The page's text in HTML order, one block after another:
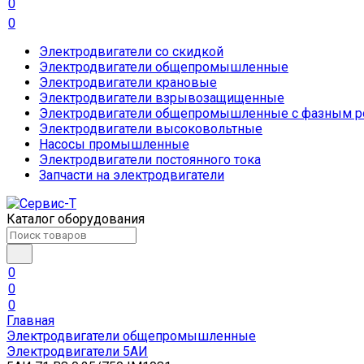
0
0
Электродвигатели со скидкой
Электродвигатели общепромышленные
Электродвигатели крановые
Электродвигатели взрывозащищенные
Электродвигатели общепромышленные с фазным
Электродвигатели высоковольтные
Насосы промышленные
Электродвигатели постоянного тока
Запчасти на электродвигатели
Каталог оборудования
0
0
0
Главная
Электродвигатели общепромышленные
Электродвигатели 5АИ